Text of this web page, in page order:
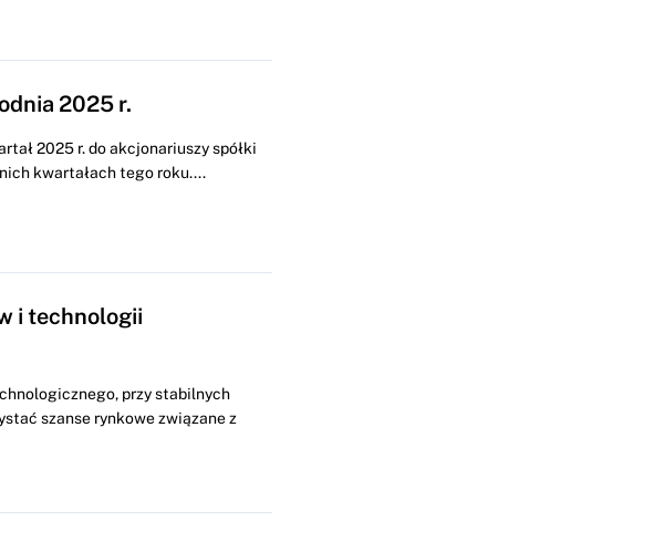
2025 r.
2025 r. do akcjonariuszy spółki
kwartałach tego roku....
i technologii
przy stabilnych
szanse rynkowe związane z